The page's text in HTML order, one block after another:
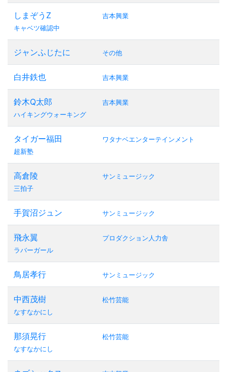
しまぞうZ
キャベツ確認中
吉本興業
ジャンふじたに その他
白井鉄也 吉本興業
鈴木Q太郎
ハイキングウォーキング
吉本興業
タイガー福田
超新塾
ワタナベエンターテインメント
高倉陵
三拍子
サンミュージック
手賀沼ジュン サンミュージック
飛永翼
ラバーガール
プロダクション人力舎
鳥居孝行 サンミュージック
中西茂樹
なすなかにし
松竹芸能
那須晃行
なすなかにし
松竹芸能